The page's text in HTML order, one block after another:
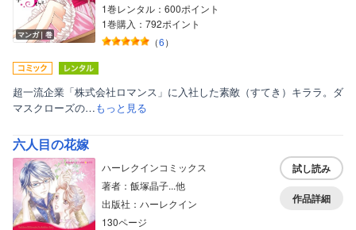
マンガ｜巻
1巻レンタル：600ポイント
1巻購入：792ポイント
（6）
超一流企業「株式会社ロマンス」に入社した素敵（すてき）キララ。ダ
マスクローズの…もっと見る
六人目の花嫁
ハーレクインコミックス
著者：飯塚晶子...他
出版社：ハーレクイン
130ページ
試し読み
作品詳細